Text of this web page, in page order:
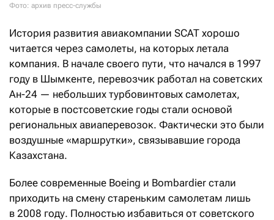
Фото: архив пресс-службы
История развития авиакомпании SCAT хорошо
читается через самолеты, на которых летала
компания. В начале своего пути, что начался в 1997
году в Шымкенте, перевозчик работал на советских
Ан-24 — небольших турбовинтовых самолетах,
которые в постсоветские годы стали основой
региональных авиаперевозок. Фактически это были
воздушные «маршрутки», связывавшие города
Казахстана.
Более современные Boeing и Bombardier стали
приходить на смену стареньким самолетам лишь
в 2008 году. Полностью избавиться от советского